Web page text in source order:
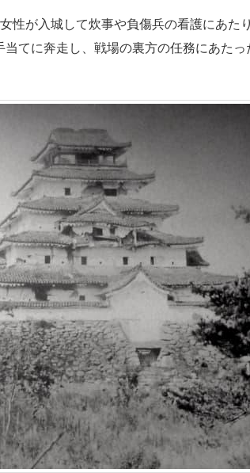
性が入城して炊事や負傷兵の看護にあた
てに奔走し、戦場の裏方の任務にあたっ